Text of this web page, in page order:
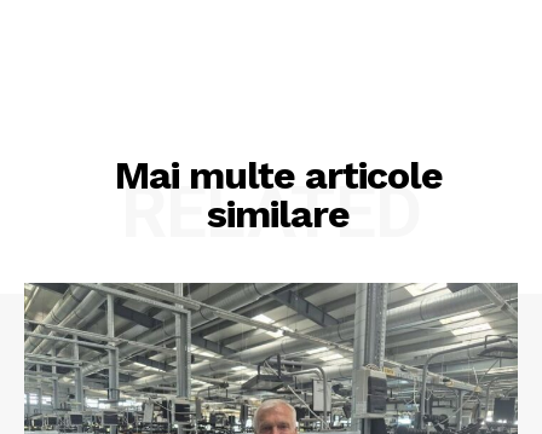
Mai multe articole
similare
RELATED